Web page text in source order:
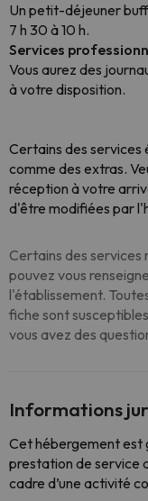
Un petit-déjeuner
7 h 30 à 10 h.
Services
Vous aurez des
à votre disposition.
Certains des services
comme des extras.
réception à votre
d'être modifiées par
Certains des services
pouvez vous
l'établissement.
fiche sont
vous avez des
Informations
Cet hébergement est
prestation de service
cadre d’une activité